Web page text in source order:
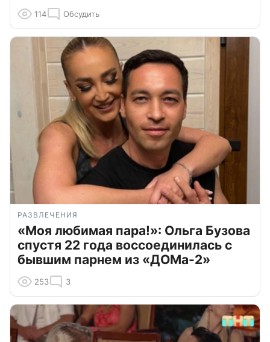
114 Обсудить
РАЗВЛЕЧЕНИЯ
«Моя любимая пара!»: Ольга Бузова
спустя 22 года воссоединилась с
бывшим парнем из «ДОМа-2»
253 3